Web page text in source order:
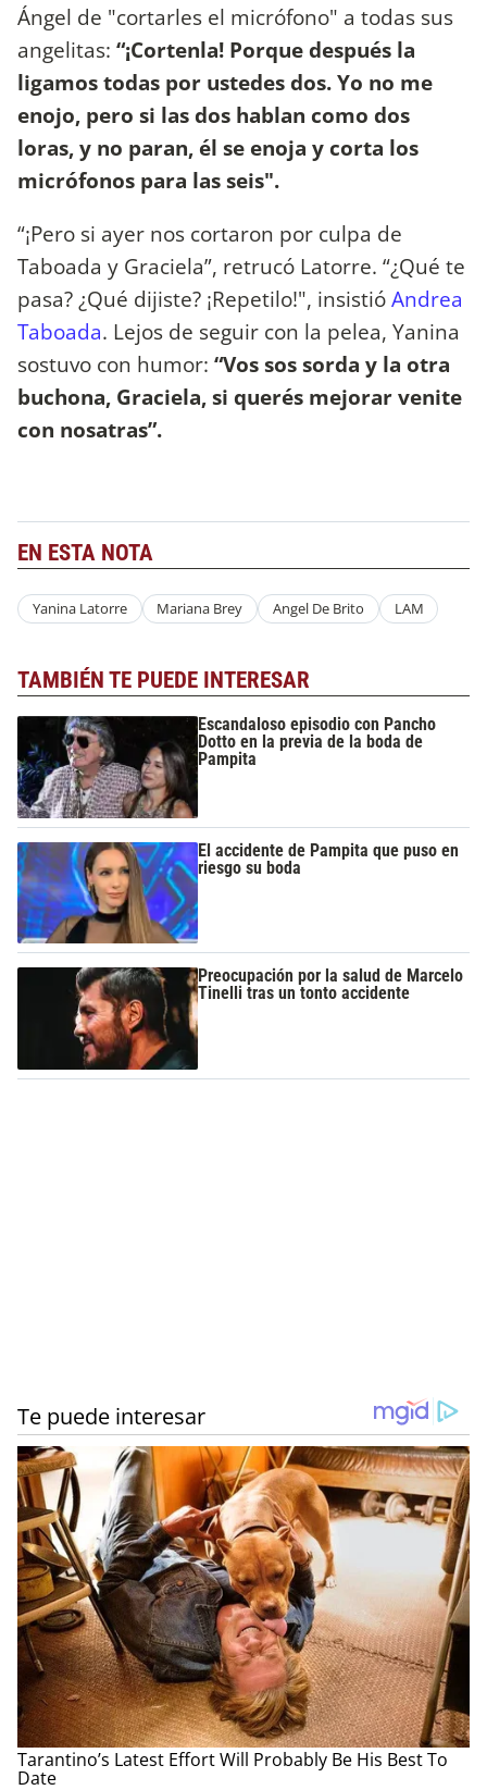
Ángel de "cortarles el micrófono" a todas sus
angelitas: “¡Cortenla! Porque después la
ligamos todas por ustedes dos. Yo no me
enojo, pero si las dos hablan como dos
loras, y no paran, él se enoja y corta los
micrófonos para las seis".
“¡Pero si ayer nos cortaron por culpa de
Taboada y Graciela”, retrucó Latorre. “¿Qué te
pasa? ¿Qué dijiste? ¡Repetilo!", insistióAndrea
Taboada. Lejos de seguir con la pelea, Yanina
sostuvo con humor: “Vos sos sorda y la otra
buchona, Graciela, si querés mejorar venite
con nosatras”.
EN ESTA NOTA
Yanina Latorre Mariana Brey Angel De Brito LAM
TAMBIÉN TE PUEDE INTERESAR
Escandaloso episodio con Pancho
Dotto en la previa de la boda de
Pampita
El accidente de Pampita que puso en
riesgo su boda
Preocupación por la salud de Marcelo
Tinelli tras un tonto accidente